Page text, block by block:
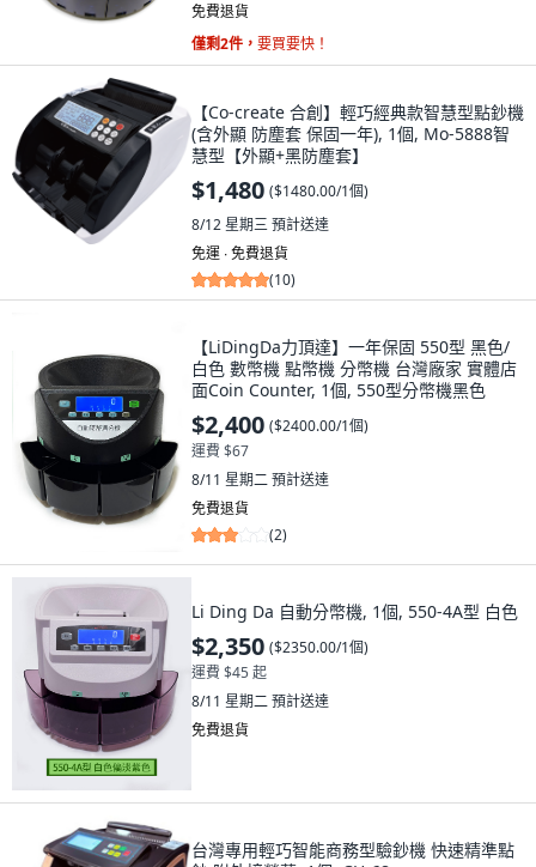
免費退貨
僅剩2件， 要買要快！
【Co-create 合創】輕巧經典款智慧型點鈔機
(含外顯 防塵套 保固一年), 1個, Mo-5888智
慧型【外顯+黑防塵套】
$1,480 ($1480.00/1個)
8/12 星期三預計送達
免運 ∙ 免費退貨
(10)
【LiDingDa力頂達】一年保固 550型 黑色/
白色 數幣機 點幣機 分幣機 台灣廠家 實體店
面Coin Counter, 1個, 550型分幣機黑色
$2,400 ($2400.00/1個)
運費 $67
8/11 星期二預計送達
免費退貨
(2)
Li Ding Da 自動分幣機, 1個, 550-4A型 白色
$2,350 ($2350.00/1個)
運費 $45 起
8/11 星期二預計送達
免費退貨
台灣專用輕巧智能商務型驗鈔機 快速精準點